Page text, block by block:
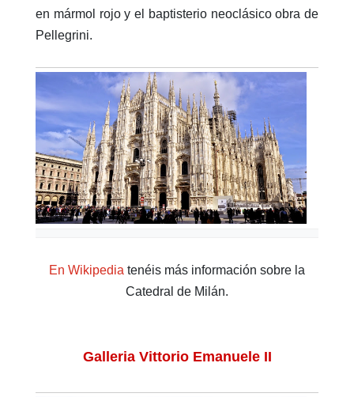
en mármol rojo y el baptisterio neoclásico obra de
Pellegrini.
En Wikipedia tenéis más información sobre la
Catedral de Milán.
Galleria Vittorio Emanuele II